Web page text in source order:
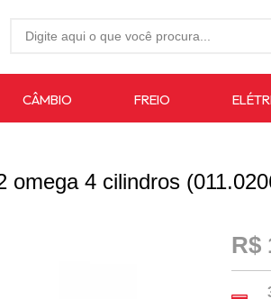
CÂMBIO FREIO
omega 4 cilindros
R$